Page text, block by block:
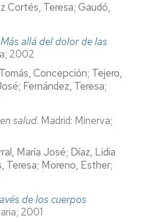
Cortés, Teresa; Gaudó,
allá del dolor de las
2002
Concepción; Tejero,
Fernández, Teresa;
salud. Madrid: Minerva;
María José; Díaz, Lidia
Teresa; Moreno, Esther;
de los cuerpos
2001